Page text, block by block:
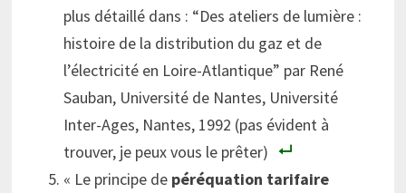
plus détaillé dans : “Des ateliers de lumière :
histoire de la distribution du gaz et de
l’électricité en Loire-Atlantique” par René
Sauban, Université de Nantes, Université
Inter-Ages, Nantes, 1992 (pas évident à
trouver, je peux vous le prêter)
« Le principe de péréquation tarifaire